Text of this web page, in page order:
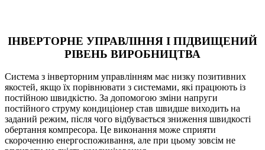
ІНВЕРТОРНЕ УПРАВЛІННЯ І ПІДВИЩЕНИЙ
РІВЕНЬ ВИРОБНИЦТВА
Система з інверторним управлінням має низку позитивних
якостей, якщо їх порівнювати з системами, які працюють із
постійною швидкістю. За допомогою зміни напруги
постійного струму кондиціонер став швидше виходить на
заданий режим, після чого відбувається зниження швидкості
обертання компресора. Це виконання може сприяти
скороченню енергоспоживання, але при цьому зовсім не